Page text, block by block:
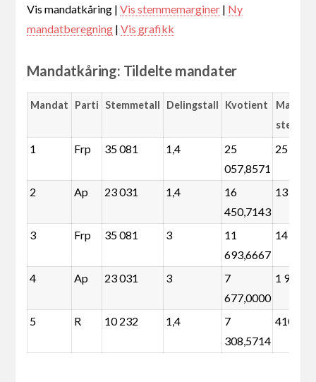
Vis mandatkåring |Vis stemmemarginer | Ny
mandatberegning |Vis grafikk
Mandatkåring: Tildelte mandater
Mandat Parti Stemmetall Delingstall Kvotient
Margin
1 Frp 35 081 1,4
25
057,8571
25 259
2 Ap 23 031 1,4
16
450,7143
13 209
3 Frp 35 081 3
11
693,6667
14 033
4 Ap 23 031 3
7
677,0000
1 983
5 R 10 232 1,4
7
308,5714
410